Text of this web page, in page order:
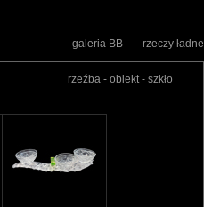
galeria BB rzeczy ładne
rzeźba - obiekt - szkło